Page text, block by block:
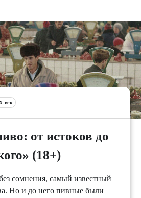
век
от истоков до
(18+)
сомнения, самый известный
Но и до него пивные были